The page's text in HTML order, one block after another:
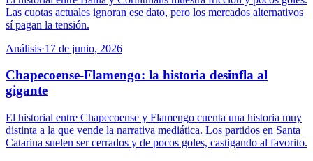
Las cuotas actuales ignoran ese dato, pero los mercados alternativos
sí pagan la tensión.
Análisis·17 de junio, 2026
Chapecoense-Flamengo: la historia desinfla al
gigante
El historial entre Chapecoense y Flamengo cuenta una historia muy
distinta a la que vende la narrativa mediática. Los partidos en Santa
Catarina suelen ser cerrados y de pocos goles, castigando al favorito.